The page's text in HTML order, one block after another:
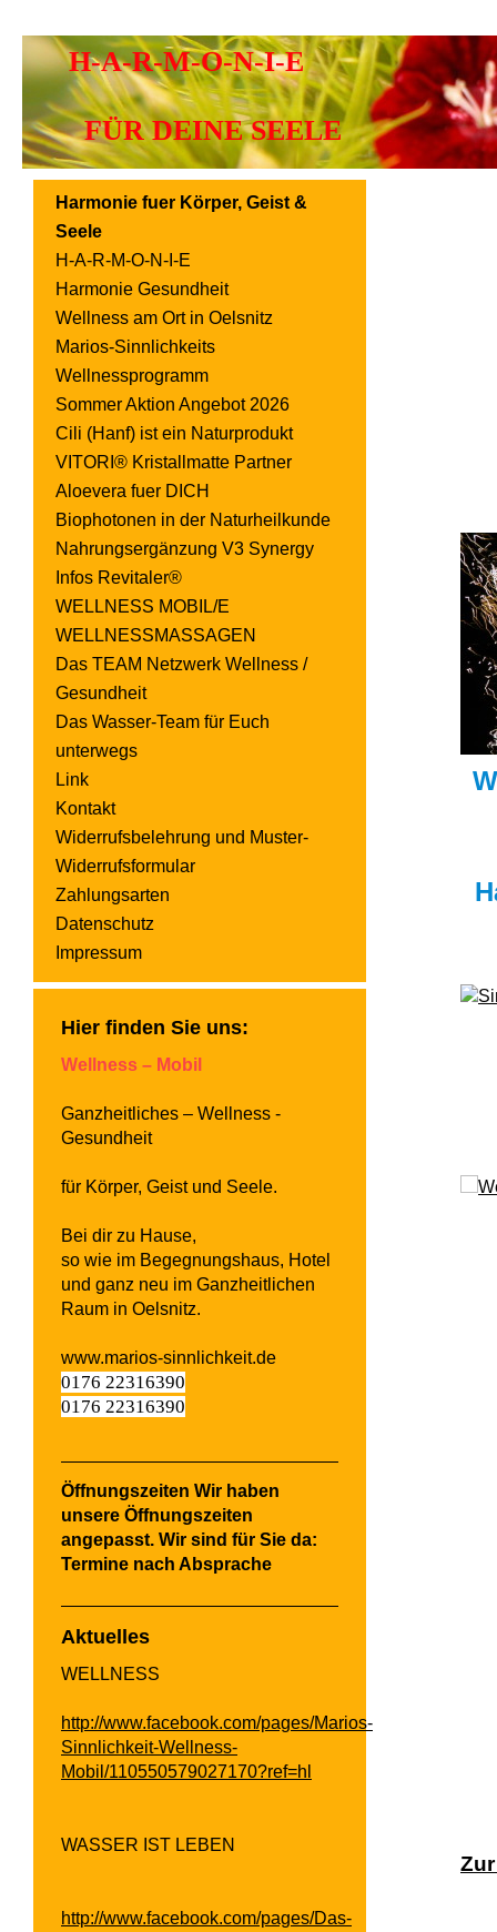
H-A-R-M-O-N-I-E
FÜR DEINE SEELE
Harmonie fuer Körper, Geist &
Seele
H-A-R-M-O-N-I-E
Harmonie Gesundheit
Wellness am Ort in Oelsnitz
Marios-Sinnlichkeits
Wellnessprogramm
Sommer Aktion Angebot 2026
Cili (Hanf) ist ein Naturprodukt
VITORI® Kristallmatte Partner
Aloevera fuer DICH
Biophotonen in der Naturheilkunde
Nahrungsergänzung V3 Synergy
Infos Revitaler®
WELLNESS MOBIL/E
WELLNESSMASSAGEN
Das TEAM Netzwerk Wellness /
Gesundheit
Das Wasser-Team für Euch
unterwegs
Link
Kontakt
Widerrufsbelehrung und Muster-
Widerrufsformular
Zahlungsarten
Datenschutz
Impressum
Hier finden Sie uns:
Wellness – Mobil
Ganzheitliches – Wellness -
Gesundheit
für Körper, Geist und Seele.
Bei dir zu Hause,
so wie im Begegnungshaus, Hotel
und ganz neu im Ganzheitlichen
Raum in Oelsnitz.
www.marios-sinnlichkeit.de
0176 22316390
0176 22316390
Öffnungszeiten Wir haben
unsere Öffnungszeiten
angepasst. Wir sind für Sie da:
Termine nach Absprache
Aktuelles
WELLNESS
http://www.facebook.com/pages/Marios-
Sinnlichkeit-Wellness-
Mobil/110550579027170?ref=hl
WASSER IST LEBEN
http://www.facebook.com/pages/Das-